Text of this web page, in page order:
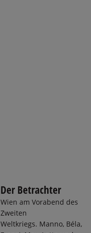
Der Betrachter
Wien am Vorabend des
Zweiten
Weltkriegs. Manno, Béla,